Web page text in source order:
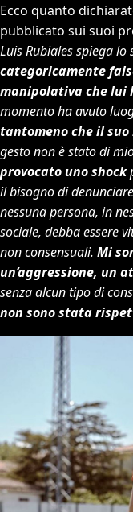
Ecco quanto
pubblicato sui suoi
Luis Rubiales spiega
categoricamente
manipolativa che lui
momento ha avuto
tantomeno che il
gesto non è stato di
provocato uno shock
il bisogno di
nessuna persona, in
sociale, debba essere
non consensuali. Mi
un’aggressione, un
senza alcun tipo di
non sono stata